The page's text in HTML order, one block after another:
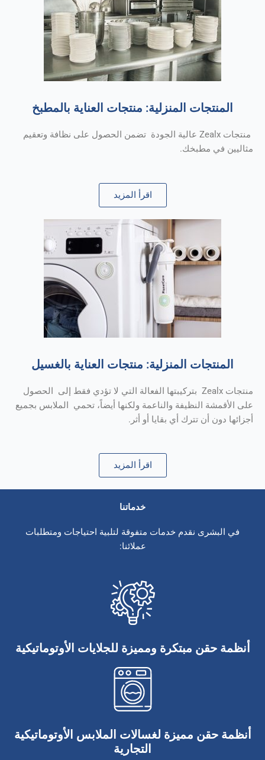
المنتجات المنزلية: منتجات العناية بالمطبخ
منتجات Zealx عالية الجودة تضمن الحصول على نظافة وتعقيم
مثاليين في مطبخك.
اقرأ المزيد
المنتجات المنزلية: منتجات العناية بالغسيل
منتجات Zealx بتركيبتها الفعالة التي لا تؤدي فقط إلى الحصول
على الأقمشة النظيفة والناعمة ولكنها أيضاً، تحمي الملابس بجميع
أجزائها دون أن تترك أي بقايا أو أثر.
اقرأ المزيد
خدماتنا
في البشرى نقدم خدمات متفوقة لتلبية احتياجات ومتطلبات
عملائنا:
أنظمة حقن مبتكرة ومميزة للجلايات الأوتوماتيكية
أنظمة حقن مميزة لغسالات الملابس الأوتوماتيكية
التجارية